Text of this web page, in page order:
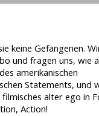
keine Gefangenen.
und fragen uns, wie
amerikanischen
Statements, und
alter ego in
Action!